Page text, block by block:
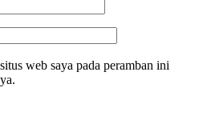
web saya pada peramban ini